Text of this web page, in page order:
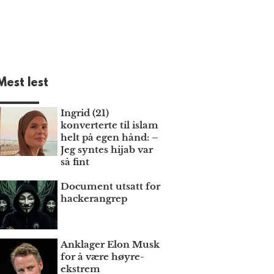
lest
Ingrid (21)
konverterte til islam
helt på egen hånd: –
Jeg syntes hijab var
så fint
Document utsatt for
hackerangrep
Anklager Elon Musk
for å være høyre­
ekstrem